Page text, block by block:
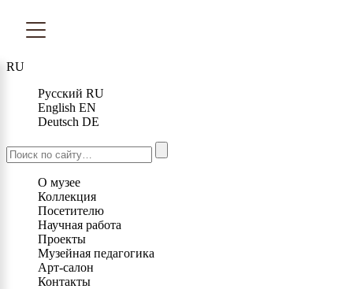
RU
Русский RU
English EN
Deutsch DE
О музее
Коллекция
Посетителю
Научная работа
Проекты
Музейная педагогика
Арт-салон
Контакты